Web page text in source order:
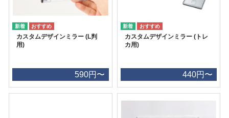
カスタムデザインミラー (L判
用)
590円〜
カスタムデザインミラー (トレ
カ用)
440円〜